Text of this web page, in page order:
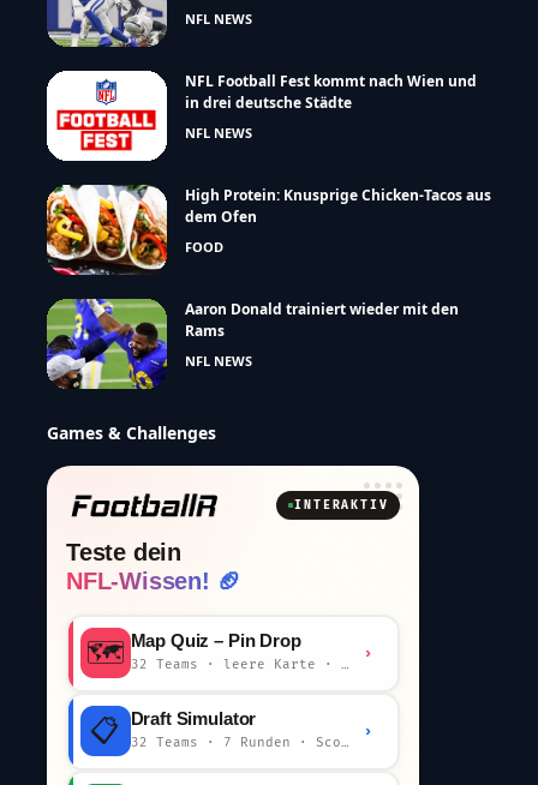
NFL NEWS
NFL Football Fest kommt nach Wien und
in drei deutsche Städte
NFL NEWS
High Protein: Knusprige Chicken-Tacos aus
dem Ofen
FOOD
Aaron Donald trainiert wieder mit den
Rams
NFL NEWS
Games & Challenges
INTERAKTIV
Teste dein
NFL-Wissen! 🏈
🗺️ Map Quiz – Pin Drop
32 Teams · leere Karte · km-Wertung
›
📋 Draft Simulator
32 Teams · 7 Runden · Scout-Kommentar
›